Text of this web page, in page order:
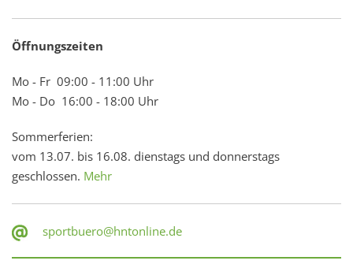
Öffnungszeiten
Mo - Fr 09:00 - 11:00 Uhr
Mo - Do 16:00 - 18:00 Uhr
Sommerferien:
vom 13.07. bis 16.08. dienstags und donnerstags
geschlossen. Mehr
sportbuero@hntonline.de